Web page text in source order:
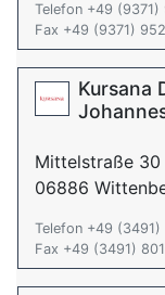
Telefon +49
Fax +49 (9371)
Kursana
Mittelstraße 30
06886
Telefon +49
Fax +49 (3491)